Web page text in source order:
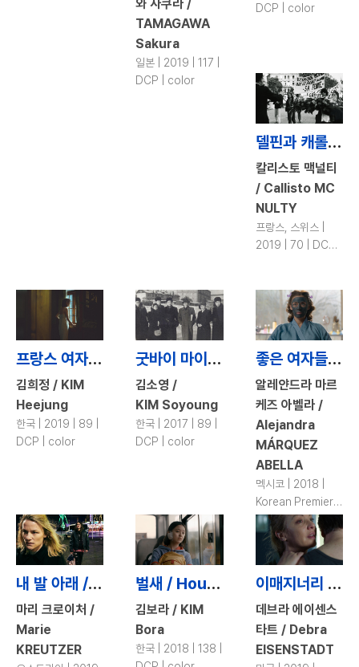
와 사쿠라 /
TAMAGAWA
Sakura
일본 | 2019 | 117 |
DCP | color
DCP | color
델핀과 캐롤 / Delphine & Carole
칼리스토 맥널티
/ Callisto MC
NULTY
프랑스, 스위스 |
2019 | 70 | DCP |
프랑스 여자 / A French Woman
김희정 / KIM
Heejung
한국 | 2019 | 89 |
DCP | color
굿바이 마이 러브NK: 붉은 청춘 / Goodbye My Love, North Korea
김소영 /
KIM Soyoung
한국 | 2017 | 89 |
DCP | color
좋은 여자들 / The Good Girls
알레얀드라 마르
케즈 아벨라 /
Alejandra
MÁRQUEZ
ABELLA
멕시코 | 2018 |
Korean Premiere
| 100 | DCP |
color
내 발 아래 / The Ground Beneath My Feet
마리 크로이처 /
Marie
KREUTZER
벌새 / House of Hummingbird
김보라 / KIM
Bora
한국 | 2018 | 138 |
이매지너리 오더 / Imaginary Order
데브라 에이센스
타트 / Debra
EISENSTADT